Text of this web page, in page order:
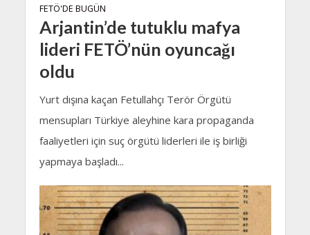
FETÖ'DE BUGÜN
Arjantin’de tutuklu mafya
lideri FETÖ’nün oyuncağı
oldu
Yurt dışına kaçan Fetullahçı Terör Örgütü
mensupları Türkiye aleyhine kara propaganda
faaliyetleri için suç örgütü liderleri ile iş birliği
yapmaya başladı...